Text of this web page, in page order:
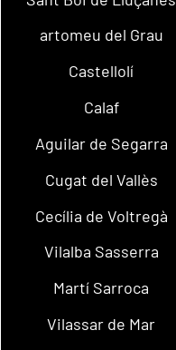
artomeu del Grau
Castellolí
Calaf
Aguilar de Segarra
Cugat del Vallès
Cecília de Voltregà
Vilalba Sasserra
Martí Sarroca
Vilassar de Mar